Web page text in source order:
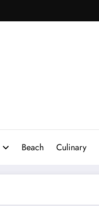
Beach Culinary